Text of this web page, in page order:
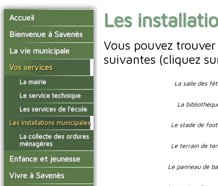
Accueil
Bienvenue à Savenès
Situer Savenès
Savenès en chiffre
L'histoire du village
Actualités de Savenès
sur ladepeche.fr
La vie municipale
Vos élus
Les compte-rendus du
conseil municipal
Les commissions
Les diverses
délégations/syndicats
L'urbanisme
Les publicités et les
enquêtes publiques
Les bulletins municipaux
La communauté de
Vos services
La mairie
Le service technique
Les services de l'école
Les installations municipales
La collecte des ordures
ménagères
Enfance et jeunesse
L'école primaire
Vivre à Savenès
Les
Vous pouvez
suivantes (cliquez
La salle des
La
Le stade de
Le terrain de
Le panneau de